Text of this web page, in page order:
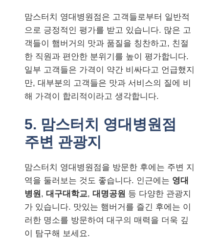
맘스터치 영대병원점은 고객들로부터 일반적
으로 긍정적인 평가를 받고 있습니다. 많은 고
객들이 햄버거의 맛과 품질을 칭찬하고, 친절
한 직원과 편안한 분위기를 높이 평가합니다.
일부 고객들은 가격이 약간 비싸다고 언급했지
만, 대부분의 고객들은 맛과 서비스의 질에 비
해 가격이 합리적이라고 생각합니다.
5. 맘스터치 영대병원점
주변 관광지
맘스터치 영대병원점을 방문한 후에는 주변 지
역을 둘러보는 것도 좋습니다. 인근에는 영대
병원 , 대구대학교, 대명공원 등 다양한 관광지
가 있습니다. 맛있는 햄버거를 즐긴 후에는 이
러한 명소를 방문하여 대구의 매력을 더욱 깊
이 탐구해 보세요.